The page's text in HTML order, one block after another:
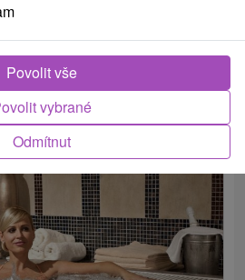
Teplice
lékařskou prohlídku, 8
a volný vstup do
či SPA & AQUAPARKu.
Odmítnut
vybrané
Povolit vše